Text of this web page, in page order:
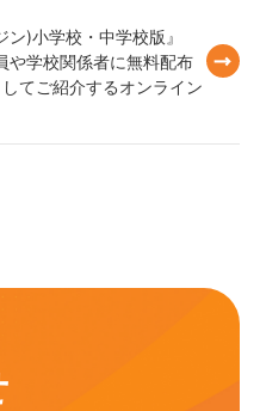
)小学校・中学校版』
や学校関係者に無料配布
てご紹介するオンライン